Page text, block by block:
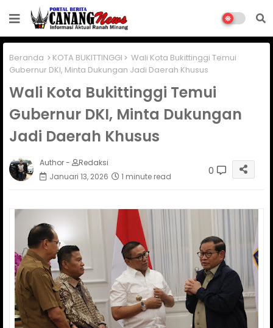
Beranda KOTA BUKITTINGGI
Wali Kota Bukittinggi Temui
Gubernur DKI, Minta Dukungan Jadi Daerah Khusus
Wali Kota Bukittinggi Temui
Gubernur DKI, Minta Dukungan
Jadi Daerah Khusus
Author -
Redaksi
Januari 13, 2026
1 minute read 0